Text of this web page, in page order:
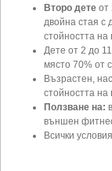
Второ дете от
двойна стая с
стойността на
Дете от 2 до
място 70% от
Възрастен,
стойността на
Ползване на:
външен
Всички